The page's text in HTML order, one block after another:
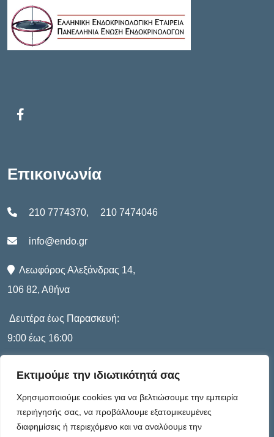
Εκτιμούμε την ιδιωτικότητά σας
Χρησιμοποιούμε cookies για να βελτιώσουμε την εμπειρία
περιήγησής σας, να προβάλλουμε εξατομικευμένες
διαφημίσεις ή περιεχόμενο και να αναλύουμε την
Επικοινωνία
210 7774370, 210 7474046
info@endo.gr
Λεωφόρος Αλεξάνδρας 14,
106 82, Αθήνα
Δευτέρα έως Παρασκευή:
9:00 έως 16:00
Πληροφορίες
Καταστατικό